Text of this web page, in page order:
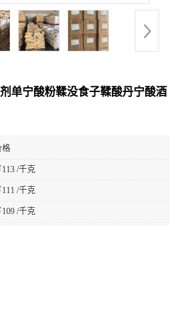
单宁酸粉鞣没食子鞣酸丹宁酸酒
格
113 /千克
111 /千克
109 /千克